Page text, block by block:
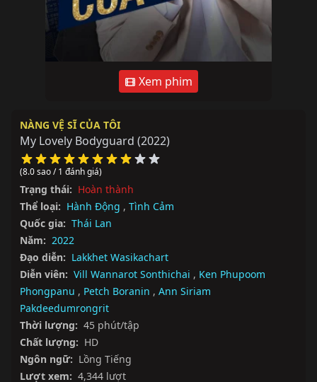
Xem phim
NÀNG VỆ SĨ CỦA TÔI
My Lovely Bodyguard (2022)
(8.0 sao / 1 đánh giá)
Trạng thái: Hoàn thành
Thể loại: Hành Động , Tình Cảm
Quốc gia: Thái Lan
Năm: 2022
Đạo diễn: Lakkhet Wasikachart
Diễn viên: Vill Wannarot Sonthichai , Ken Phupoom
Phongpanu , Petch Boranin , Ann Siriam
Pakdeedumrongrit
Thời lượng: 45 phút/tập
Chất lượng: HD
Ngôn ngữ: Lồng Tiếng
Lượt xem: 4,344 lượt